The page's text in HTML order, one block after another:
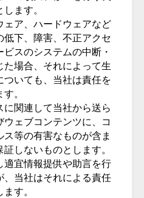
ます。
ェア、ハードウェアなど
低下、障害、不正アクセ
スのシステムの中断・
た場合、それによって生
ついても、当社は責任を
。
に関連して当社から送ら
ェブコンテンツに、コ
ス等の有害なものが含ま
しないものとします。
適宜情報提供や助言を行
、当社はそれによる責任
す。